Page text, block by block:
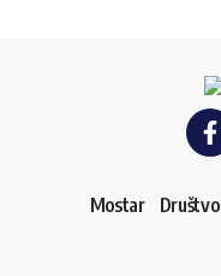
Mostar Društvo